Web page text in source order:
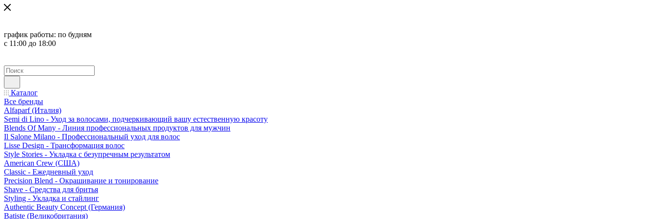
график работы: по будням
с 11:00 до 18:00
Каталог
Все бренды
Alfaparf (Италия)
Semi di Lino - Уход за волосами, подчеркивающий вашу естественную красоту
Blends Of Many - Линия профессиональных продуктов для мужчин
Il Salone Milano - Профессиональный уход для волос
Lisse Design - Трансформация волос
Style Stories - Укладка с безупречным результатом
American Crew (США)
Classic - Ежедневный уход
Precision Blend - Окрашивание и тонирование
Shave - Средства для бритья
Styling - Укладка и стайлинг
Authentic Beauty Concept (Германия)
Batiste (Великобритания)